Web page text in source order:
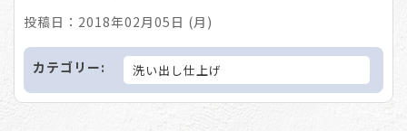
投稿日：2018年02月05日 (月)
カテゴリー: 洗い出し仕上げ